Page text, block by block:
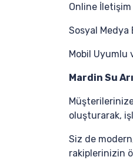
Online İletişim
Sosyal
Mobil Uyumlu
Mardin Su
oluşturarak,
Siz de
rakiplerinizin